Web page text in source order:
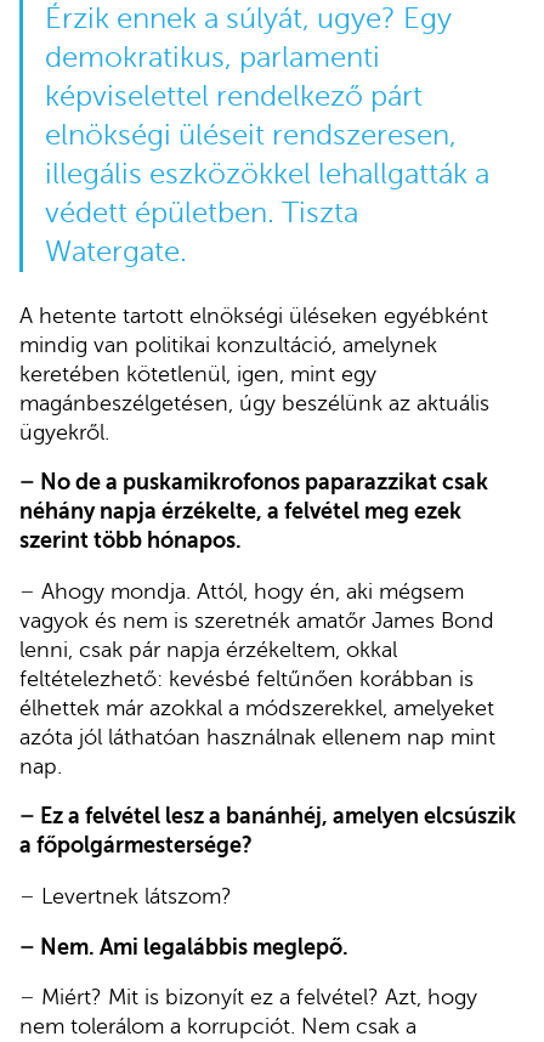
Érzik ennek a súlyát, ugye? Egy
demokratikus, parlamenti
képviselettel rendelkező párt
elnökségi üléseit rendszeresen,
illegális eszközökkel lehallgatták a
védett épületben. Tiszta
Watergate.
A hetente tartott elnökségi üléseken egyébként
mindig van politikai konzultáció, amelynek
keretében kötetlenül, igen, mint egy
magánbeszélgetésen, úgy beszélünk az aktuális
ügyekről.
– No de a puskamikrofonos paparazzikat csak
néhány napja érzékelte, a felvétel meg ezek
szerint több hónapos.
– Ahogy mondja. Attól, hogy én, aki mégsem
vagyok és nem is szeretnék amatőr James Bond
lenni, csak pár napja érzékeltem, okkal
feltételezhető: kevésbé feltűnően korábban is
élhettek már azokkal a módszerekkel, amelyeket
azóta jól láthatóan használnak ellenem nap mint
nap.
– Ez a felvétel lesz a banánhéj, amelyen elcsúszik
a főpolgármestersége?
– Levertnek látszom?
– Nem. Ami legalábbis meglepő.
– Miért? Mit is bizonyít ez a felvétel? Azt, hogy
nem tolerálom a korrupciót. Nem csak a